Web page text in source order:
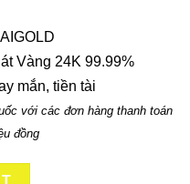
Vàng 24K 99.99%
mắn, tiền tài
với các đơn hàng thanh toán
đồng